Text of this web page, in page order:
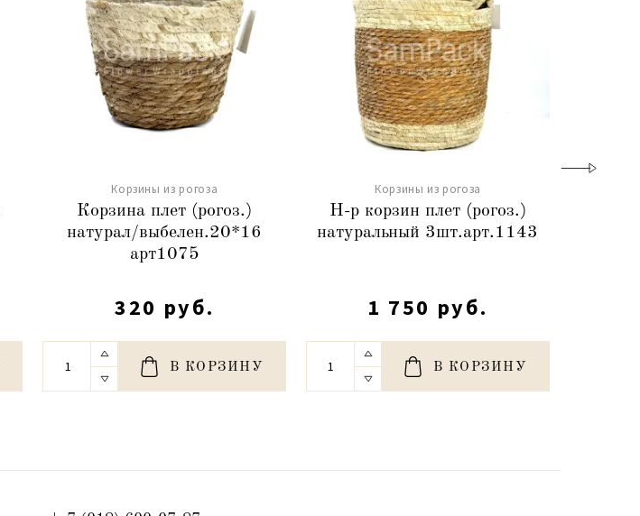
Корзины из рогоза
Корзина плет (рогоз.)
натурал/выбелен.20*16
арт1075
320 руб.
В КОРЗИНУ
Корзины из рогоза
Н-р корзин плет (рогоз.)
натуральный 3шт.арт.1143
1 750 руб.
В КОРЗИНУ